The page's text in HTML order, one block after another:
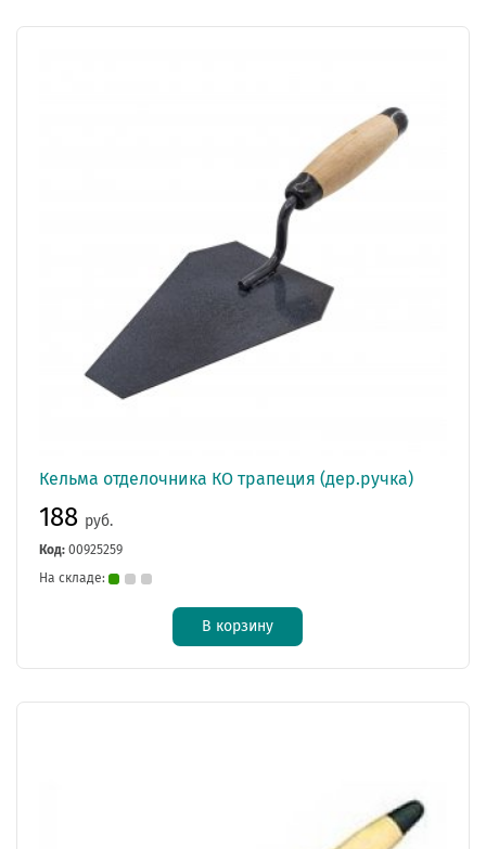
Кельма отделочника КО трапеция (дер.ручка)
188 руб.
Код: 00925259
На складе:
В корзину